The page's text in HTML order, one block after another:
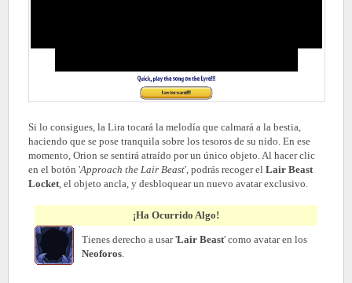
Si lo consigues, la Lira tocará la melodía que calmará a la bestia,
haciendo que se pose tranquila sobre los tesoros de su nido. En ese
momento, Orion se sentirá atraído por un único objeto. Al hacer clic
en el botón 'Approach the Lair Beast', podrás recoger el Lair Beast
Locket , el objeto ancla, y desbloquear un nuevo avatar exclusivo.
¡Ha Ocurrido Algo!
Tienes derecho a usar 'Lair Beast' como avatar en los
Neoforos